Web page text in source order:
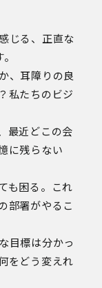
じる、正直な
、耳障りの良
私たちのビジ
最近どこの会
に残らない
も困る。これ
部署がやるこ
目標は分かっ
をどう変えれ